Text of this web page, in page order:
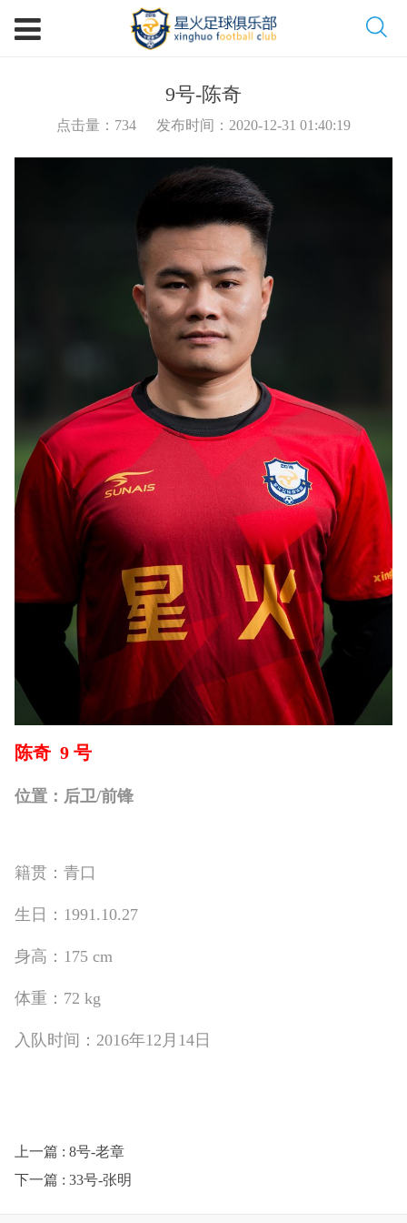
9号-陈奇
点击量： 734 发布时间：2020-12-31 01:40:19
陈奇 9 号
位置：后卫/前锋
籍贯：青口
生日：1991.10.27
身高：175 cm
体重：72 kg
入队时间：2016年12月14日
上一篇 : 8号-老章
下一篇 : 33号-张明